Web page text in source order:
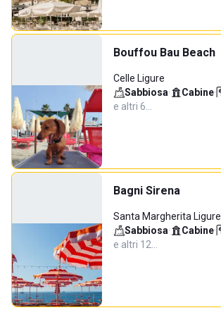
Bouffou Bau Beach
Celle Ligure
Sabbiosa· Cabine·
e altri 6…
Bagni Sirena
Santa Margherita Ligure
Sabbiosa· Cabine·
e altri 12…